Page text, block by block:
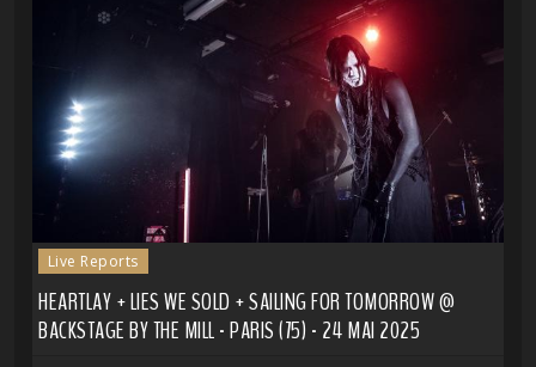
Live Reports
HEARTLAY + LIES WE SOLD + SAILING FOR TOMORROW @
BACKSTAGE BY THE MILL - PARIS (75) - 24 MAI 2025